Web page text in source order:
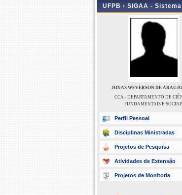
UFPB › SIGAA -
JONAS WEVERSON DE
CCA - DEPARTAMENTO DE
FUNDAMENTAIS E
Perfil Pessoal
Disciplinas Ministradas
Projetos de Pesquisa
Atividades de Extensão
Projetos de Monitoria